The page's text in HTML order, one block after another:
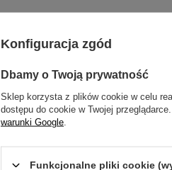
Konfiguracja zgód
Dbamy o Twoją prywatność
Sklep korzysta z plików cookie w celu
dostępu do cookie w Twojej
warunki Google
Funkcjonalne pliki cookie